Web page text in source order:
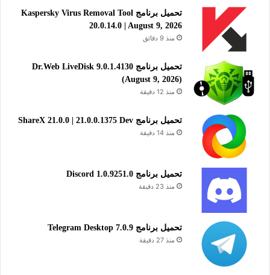
أدوات تخطيط الرسومات والصور
تحميل برنامج Kaspersky Virus Removal Tool
20.0.14.0 | August 9, 2026
منذ 9 دقائق
تحميل برنامج Dr.Web LiveDisk 9.0.1.4130
(August 9, 2026)
منذ 12 دقيقة
تحميل برنامج ShareX 21.0.0 | 21.0.0.1375 Dev
منذ 14 دقيقة
تحميل برنامج Discord 1.0.9251.0
منذ 23 دقيقة
تحميل برنامج Telegram Desktop 7.0.9
منذ 27 دقيقة